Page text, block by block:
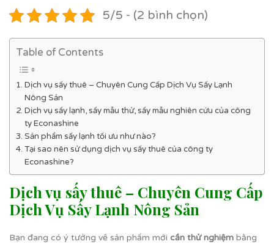
5/5 - (2 bình chọn)
Table of Contents
Dịch vụ sấy thuê – Chuyên Cung Cấp Dịch Vụ Sấy Lạnh
Nông Sản
Dịch vụ sấy lạnh, sấy mẫu thử, sấy mẫu nghiên cứu của công
ty Econashine
Sản phẩm sấy lạnh tối ưu như nào?
Tại sao nên sử dụng dịch vụ sấy thuê của công ty
Econashine?
Dịch vụ sấy thuê – Chuyên Cung Cấp
Dịch Vụ Sấy Lạnh Nông Sản
Bạn đang có ý tưởng về sản phẩm mới cần thử nghiệm bằng